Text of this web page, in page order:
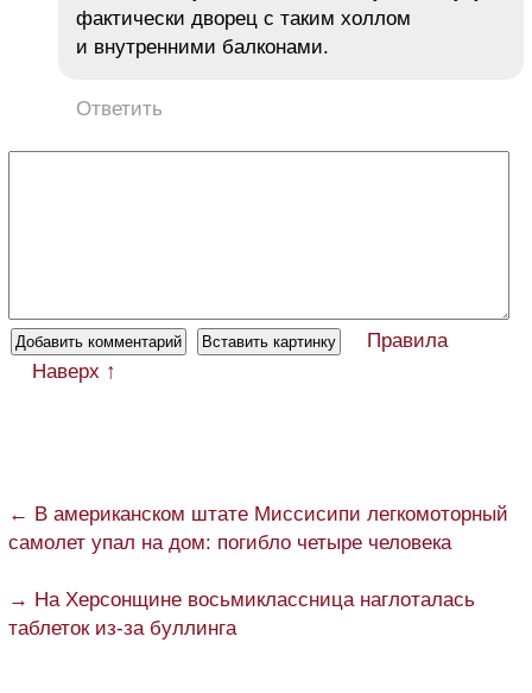
фактически дворец с таким холлом
и внутренними балконами.
Ответить
Правила
Наверх ↑
← В американском штате Миссисипи легкомоторный
самолет упал на дом: погибло четыре человека
→ На Херсонщине восьмиклассница наглоталась
таблеток из-за буллинга